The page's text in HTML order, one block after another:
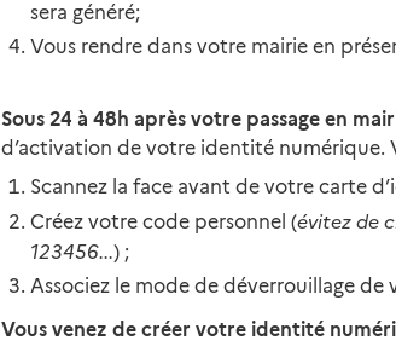
sera généré;
Vous rendre dans votre mairie en
Sous 24 à 48h après votre passage en
d’activation de votre identité numérique.
Scannez la face avant de votre carte
Créez votre code personnel (évitez de
123456...) ;
Associez le mode de déverrouillage
Vous venez de créer votre identité